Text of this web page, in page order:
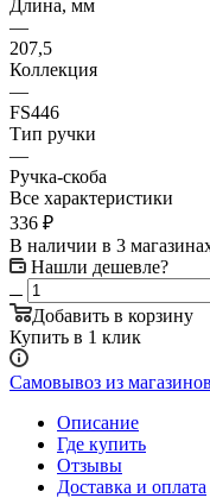
Длина, мм
—
207,5
Коллекция
—
FS446
Тип ручки
—
Ручка-скоба
Все характеристики
336 ₽
В наличии в 3
Нашли дешевле?
Добавить в корзину
Купить в 1 клик
Самовывоз из магазинов
Описание
Где купить
Отзывы
Доставка и оплата